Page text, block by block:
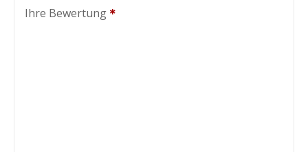
Ihre Bewertung